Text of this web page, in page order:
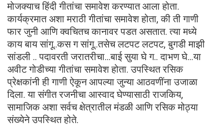
मोजक्याच हिंदी गीतांचा समावेश करण्यात आला होता.
कार्यक्रमात अशा मराठी गीतांचा समावेश होता, की ती गाणी
फार जुनी आणि क्वचितच कानावर पडत असतात. त्या मध्ये
काय बाय सांगू..कस ग सांगू..तसेच लटपट लटपट, बुगडी माझी
सांडली .. पदावरती जरातरीचा…बाई सुया घे ग.. दाभण घे…या
अवीट गोडीच्या गीतांचा समावेश होता. उपस्थित रसिक
प्रेक्षकांनी ही गाणी ऐकून आपल्या जुन्या आठवणींना उजाळा
दिला. या संगीत रजनीचा आस्वाद घेण्यासाठी राजकिय,
सामाजिक अशा सर्वच क्षेत्रातील मंडळी आणि रसिक मोठ्या
संख्येने उपस्थित होते.